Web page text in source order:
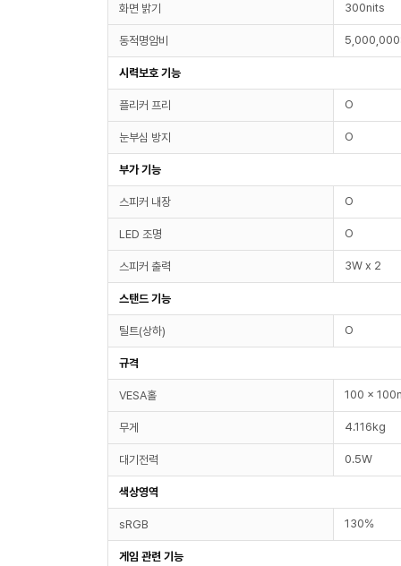
화면 밝기 300nits
동적명암비
시력보호 기능
플리커 프리 O
눈부심 방지 O
부가 기능
스피커 내장 O
LED 조명 O
스피커 출력 3W x 2
스탠드 기능
틸트(상하) O
규격
VESA홀 100 x
무게 4.116kg
대기전력 0.5W
색상영역
sRGB 130%
게임 관련 기능